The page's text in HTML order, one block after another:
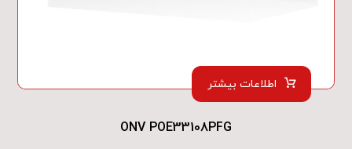
ONV POE33108PFG
اطلاعات بیشتر